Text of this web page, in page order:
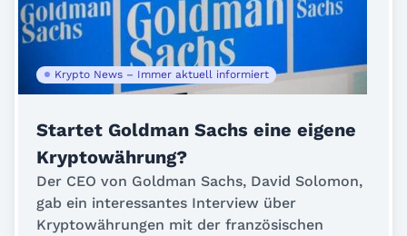
Krypto News – Immer aktuell informiert
Startet Goldman Sachs eine eigene
Kryptowährung?
Der CEO von Goldman Sachs, David Solomon,
gab ein interessantes Interview über
Kryptowährungen mit der französischen